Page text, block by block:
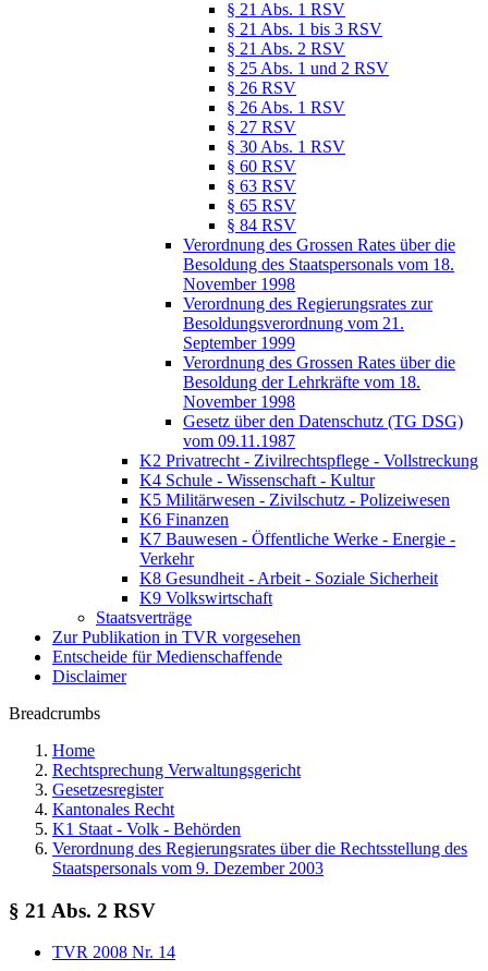
§ 21 Abs. 1 RSV
§ 21 Abs. 1 bis 3 RSV
§ 21 Abs. 2 RSV
§ 25 Abs. 1 und 2 RSV
§ 26 RSV
§ 26 Abs. 1 RSV
§ 27 RSV
§ 30 Abs. 1 RSV
§ 60 RSV
§ 63 RSV
§ 65 RSV
§ 84 RSV
Verordnung des Grossen Rates über die
Besoldung des Staatspersonals vom 18.
November 1998
Verordnung des Regierungsrates zur
Besoldungsverordnung vom 21.
September 1999
Verordnung des Grossen Rates über die
Besoldung der Lehrkräfte vom 18.
November 1998
Gesetz über den Datenschutz (TG DSG)
vom 09.11.1987
K2 Privatrecht - Zivilrechtspflege - Vollstreckung
K4 Schule - Wissenschaft - Kultur
K5 Militärwesen - Zivilschutz - Polizeiwesen
K6 Finanzen
K7 Bauwesen - Öffentliche Werke - Energie -
Verkehr
K8 Gesundheit - Arbeit - Soziale Sicherheit
K9 Volkswirtschaft
Staatsverträge
Zur Publikation in TVR vorgesehen
Entscheide für Medienschaffende
Disclaimer
Breadcrumbs
Home
Rechtsprechung Verwaltungsgericht
Gesetzesregister
Kantonales Recht
K1 Staat - Volk - Behörden
Verordnung des Regierungsrates über die Rechtsstellung des
Staatspersonals vom 9. Dezember 2003
§ 21 Abs. 2 RSV
TVR 2008 Nr. 14